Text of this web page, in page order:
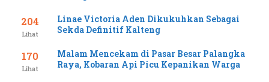
204
Lihat
Linae Victoria Aden Dikukuhkan Sebagai
Sekda Definitif Kalteng
170
Lihat
Malam Mencekam di Pasar Besar Palangka
Raya, Kobaran Api Picu Kepanikan Warga